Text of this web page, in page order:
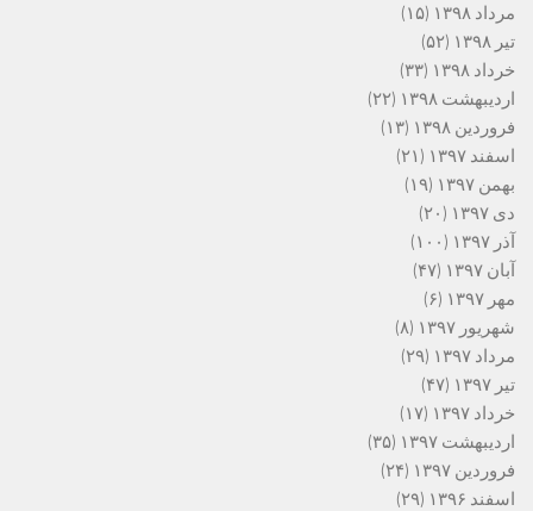
مرداد ۱۳۹۸
(۱۵)
تیر ۱۳۹۸
(۵۲)
خرداد ۱۳۹۸
(۳۳)
اردیبهشت ۱۳۹۸
(۲۲)
فروردین ۱۳۹۸
(۱۳)
اسفند ۱۳۹۷
(۲۱)
بهمن ۱۳۹۷
(۱۹)
دی ۱۳۹۷
(۲۰)
آذر ۱۳۹۷
(۱۰۰)
آبان ۱۳۹۷
(۴۷)
مهر ۱۳۹۷
(۶)
شهریور ۱۳۹۷
(۸)
مرداد ۱۳۹۷
(۲۹)
تیر ۱۳۹۷
(۴۷)
خرداد ۱۳۹۷
(۱۷)
اردیبهشت ۱۳۹۷
(۳۵)
فروردین ۱۳۹۷
(۲۴)
اسفند ۱۳۹۶
(۲۹)